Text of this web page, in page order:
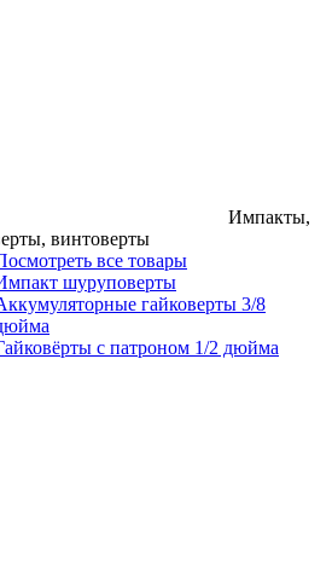
Импакты,
винтоверты
все товары
шуруповерты
гайковерты 3/8
с патроном 1/2 дюйма